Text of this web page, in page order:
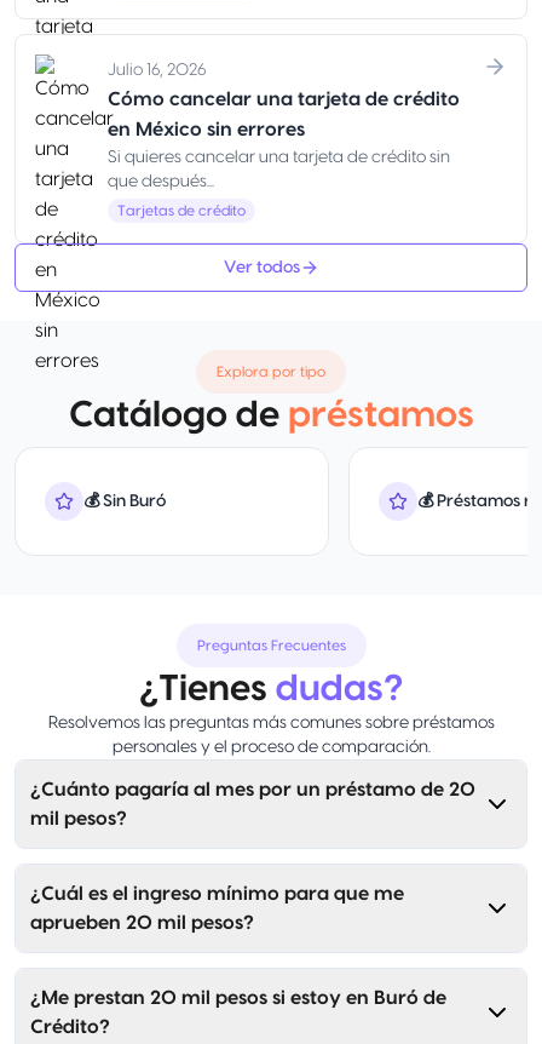
Julio 16, 2026
Cómo cancelar una tarjeta de crédito
en México sin errores
Si quieres cancelar una tarjeta de crédito sin
que después...
Tarjetas de crédito
Ver todos
Explora por tipo
Catálogo de préstamos
💰 Sin Buró 💰 Préstamos
Preguntas Frecuentes
¿Tienes dudas?
Resolvemos las preguntas más comunes sobre préstamos
personales y el proceso de comparación.
¿Cuánto pagaría al mes por un préstamo de 20
mil pesos?
¿Cuál es el ingreso mínimo para que me
aprueben 20 mil pesos?
¿Me prestan 20 mil pesos si estoy en Buró de
Crédito?